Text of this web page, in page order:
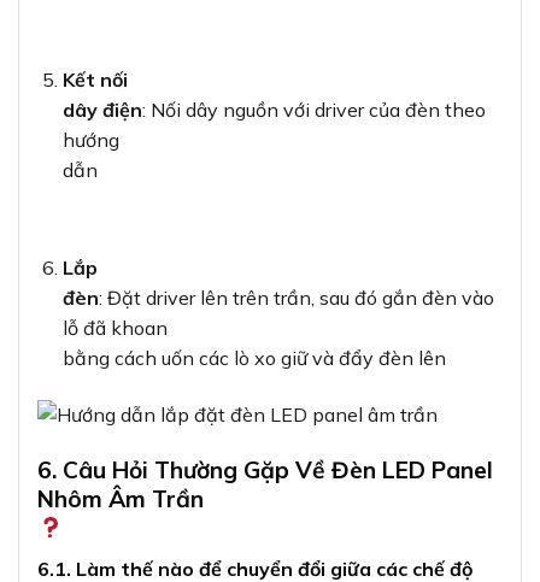
Kết nối
dây điện: Nối dây nguồn với driver của đèn theo
hướng
dẫn
Lắp
đèn: Đặt driver lên trên trần, sau đó gắn đèn vào
lỗ đã khoan
bằng cách uốn các lò xo giữ và đẩy đèn lên
6. Câu Hỏi Thường Gặp Về Đèn LED Panel
Nhôm Âm Trần
6.1. Làm thế nào để chuyển đổi giữa các chế độ